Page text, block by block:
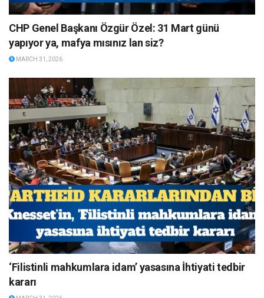
CHP Genel Başkanı Özgür Özel: 31 Mart günü
yapıyor ya, mafya mısınız lan siz?
MARCH 31, 2026
‘Filistinli mahkumlara idam’ yasasına İhtiyati tedbir
kararı